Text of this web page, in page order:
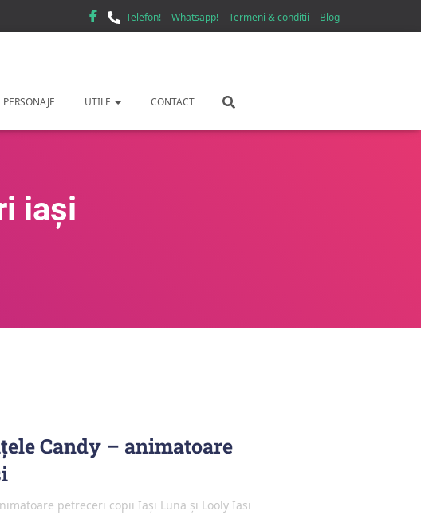
Telefon! Whatsapp! Termeni & conditii Blog
PERSONAJE UTILE CONTACT
iași
Candy – animatoare
petreceri copii Iași Luna și Looly Iasi